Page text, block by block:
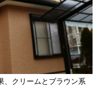
、クリームとブラウン系